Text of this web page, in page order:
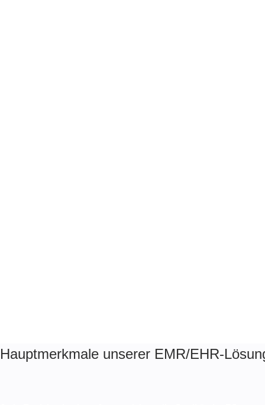
Hauptmerkmale unserer EMR/EHR-